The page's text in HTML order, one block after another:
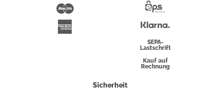
Maestro
Überweisung
SEPA-
Lastschrift
Kauf auf
Rechnung
Sicherheit